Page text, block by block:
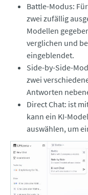
Battle-Modus:
zwei zufällig
Modellen
verglichen und
eingeblendet.
Side-by-Side-
zwei
Antworten
Direct Chat: ist
kann ein KI-
auswählen, um